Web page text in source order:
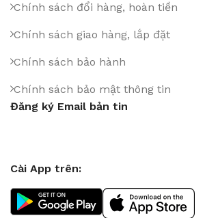
Chính sách đổi hàng, hoàn tiền
Chính sách giao hàng, lắp đặt
Chính sách bảo hành
Chính sách bảo mật thông tin
Đăng ký Email bản tin
Cài App trên: